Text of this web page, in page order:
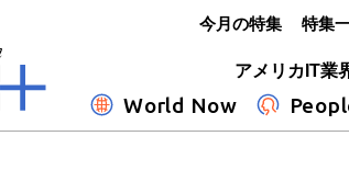
アメリカIT業
World Now
今月の特集 特集